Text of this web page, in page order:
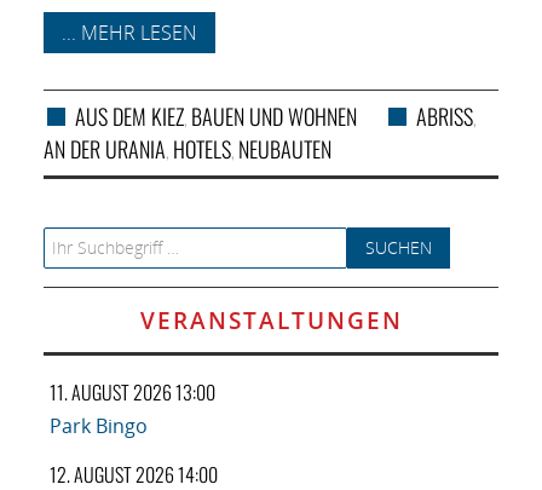
... MEHR LESEN
AUS DEM KIEZ, BAUEN UND WOHNEN ABRISS,
AN DER URANIA, HOTELS, NEUBAUTEN
Search for:
VERANSTALTUNGEN
11. AUGUST 2026 13:00
Park Bingo
12. AUGUST 2026 14:00